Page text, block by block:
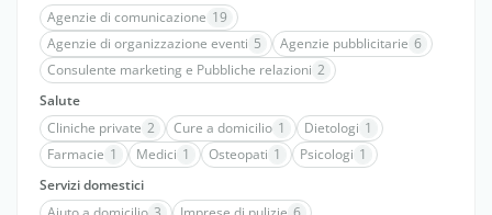
Agenzie di comunicazione 19
Agenzie di organizzazione eventi 5 Agenzie pubblicitarie 6
Consulente marketing e Pubbliche relazioni 2
Salute
Cliniche private 2 Cure a domicilio 1 Dietologi 1
Farmacie 1 Medici 1 Osteopati 1 Psicologi 1
Servizi domestici